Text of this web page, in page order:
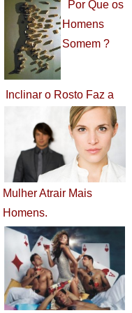
Por Que os
Homens
Somem ?
Inclinar o Rosto Faz a
Mulher Atrair Mais
Homens.